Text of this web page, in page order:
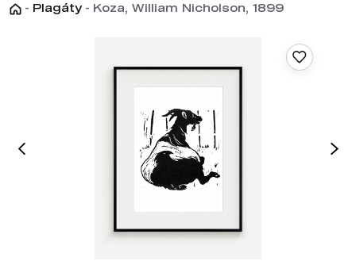
- Plagáty - Koza, William Nicholson, 1899